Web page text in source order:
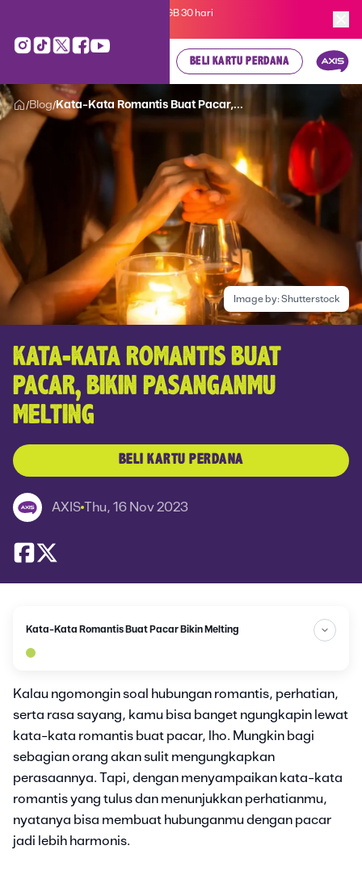
Kartu Perdana AXIS Suka-Suka 3GB 30 hari
BELI KARTU PERDANA
/Blog/ Kata-Kata Romantis Buat Pacar,...
Image by:Shutterstock
KATA-KATA ROMANTIS BUAT
PACAR, BIKIN PASANGANMU
MELTING
BELI KARTU PERDANA
AXIS Thu, 16 Nov 2023
Kata-Kata Romantis Buat Pacar Bikin Melting
Kalau ngomongin soal hubungan romantis, perhatian,
serta rasa sayang, kamu bisa banget ngungkapin lewat
kata-kata romantis buat pacar, lho. Mungkin bagi
sebagian orang akan sulit mengungkapkan
perasaannya. Tapi, dengan menyampaikan kata-kata
romantis yang tulus dan menunjukkan perhatianmu,
nyatanya bisa membuat hubunganmu dengan pacar
jadi lebih harmonis.